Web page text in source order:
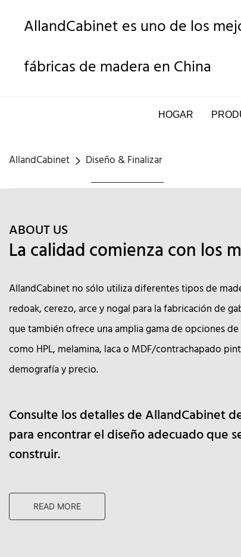
AllandCabinet es uno de los
fábricas de madera en China
HOGAR
AllandCabinet Diseño & Finalizar
ABOUT US
La calidad comienza con los
AllandCabinet no sólo utiliza diferentes tipos de
redoak, cerezo, arce y nogal para la fabricación de
que también ofrece una amplia gama de opciones
como HPL, melamina, laca o MDF/contrachapado
demografía y precio.
Consulte los detalles de AllandCabinet
para encontrar el diseño adecuado que
construir.
READ MORE